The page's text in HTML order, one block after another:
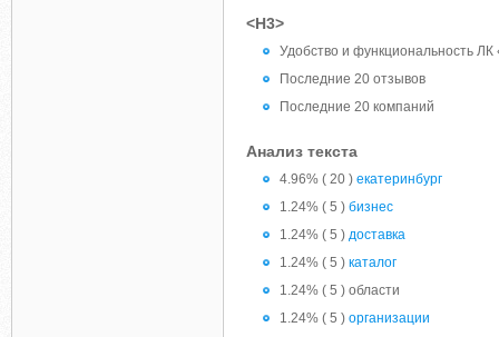
<H3>
Удобство и функциональность ЛК
Последние 20 отзывов
Последние 20 компаний
Анализ текста
4.96% ( 20 ) екатеринбург
1.24% ( 5 ) бизнес
1.24% ( 5 ) доставка
1.24% ( 5 ) каталог
1.24% ( 5 ) области
1.24% ( 5 ) организации